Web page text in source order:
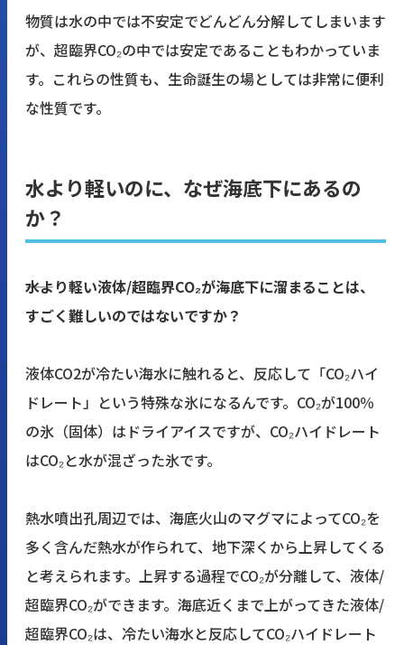
物質は水の中では不安定でどんどん分解してしまいます
が、超臨界CO₂の中では安定であることもわかっていま
す。これらの性質も、生命誕生の場としては非常に便利
な性質です。
水より軽いのに、なぜ海底下にあるの
か？
――水より軽い液体/超臨界CO₂が海底下に溜まることは、
すごく難しいのではないですか？
液体CO2が冷たい海水に触れると、反応して「CO₂ハイ
ドレート」という特殊な氷になるんです。CO₂が100％
の氷（固体）はドライアイスですが、CO₂ハイドレート
はCO₂と水が混ざった氷です。
熱水噴出孔周辺では、海底火山のマグマによってCO₂を
多く含んだ熱水が作られて、地下深くから上昇してくる
と考えられます。上昇する過程でCO₂が分離して、液体/
超臨界CO₂ができます。海底近くまで上がってきた液体/
超臨界CO₂は、冷たい海水と反応してCO₂ハイドレート